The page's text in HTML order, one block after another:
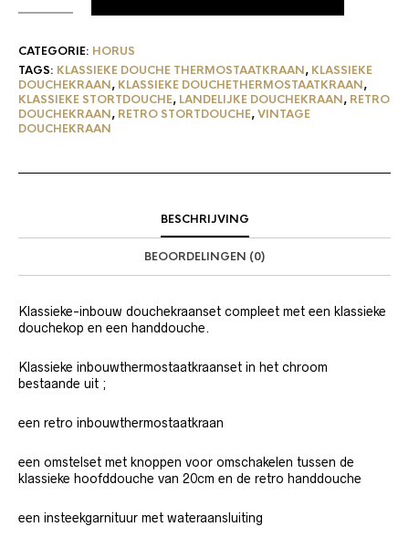
CATEGORIE: HORUS
TAGS: KLASSIEKE DOUCHE THERMOSTAATKRAAN, KLASSIEKE
DOUCHEKRAAN, KLASSIEKE DOUCHETHERMOSTAATKRAAN,
KLASSIEKE STORTDOUCHE, LANDELIJKE DOUCHEKRAAN, RETRO
DOUCHEKRAAN, RETRO STORTDOUCHE,VINTAGE
DOUCHEKRAAN
BESCHRIJVING
BEOORDELINGEN (0)
Klassieke-inbouw douchekraanset compleet met een klassieke
douchekop en een handdouche.
Klassieke inbouwthermostaatkraanset in het chroom
bestaande uit ;
een retro inbouwthermostaatkraan
een omstelset met knoppen voor omschakelen tussen de
klassieke hoofddouche van 20cm en de retro handdouche
een insteekgarnituur met wateraansluiting